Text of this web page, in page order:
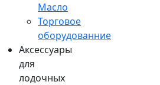
Масло
Торговое
оборудованние
Аксессуары
для
лодочных